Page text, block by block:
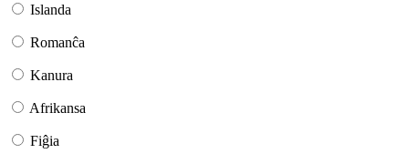
Islanda
Romanĉa
Kanura
Afrikansa
Fiĝia